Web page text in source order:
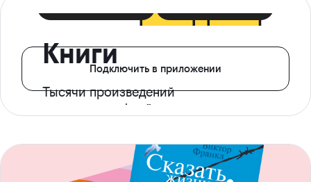
Книги
Тысячи произведений
с доступом офлайн
Подключить в приложении